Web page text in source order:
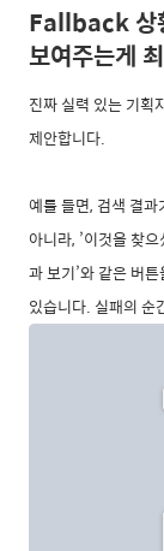
Fallback 상
보여주는게
진짜 실력 있는 기
제안합니다.
예를 들면, 검색 결
아니라, ’이것을 찾
과 보기’와 같은 버
있습니다. 실패의 순